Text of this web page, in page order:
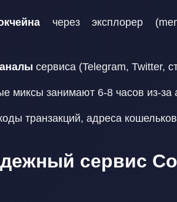
через эксплорер
сервиса (Telegram, Twitter,
миксы занимают 6-8 часов из-за
транзакций, адреса
сервис